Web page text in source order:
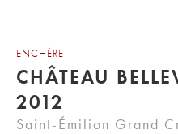
ENCHÈRE
CHÂTEAU
2012
Saint-Émilion Grand